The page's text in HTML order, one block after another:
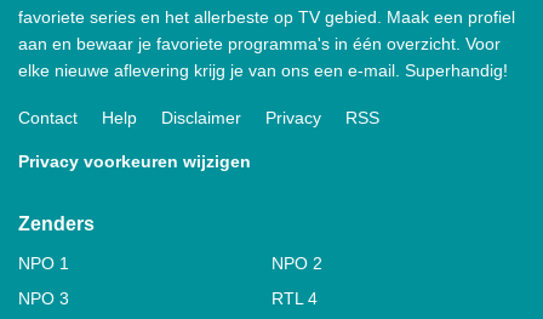
favoriete series en het allerbeste op TV gebied. Maak een profiel
aan en bewaar je favoriete programma's in één overzicht. Voor
elke nieuwe aflevering krijg je van ons een e-mail. Superhandig!
Contact Help Disclaimer Privacy RSS
Privacy voorkeuren wijzigen
Zenders
NPO 1
NPO 2
NPO 3
RTL 4